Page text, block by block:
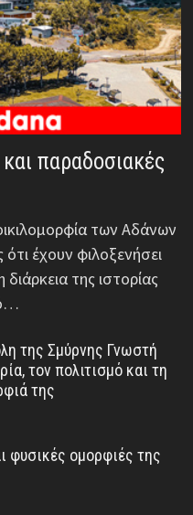
παραδοσιακές
των Αδάνων
έχουν φιλοξενήσει
της ιστορίας
της Σμύρνης Γνωστή
τον πολιτισμό και τη
της
φυσικές ομορφιές της